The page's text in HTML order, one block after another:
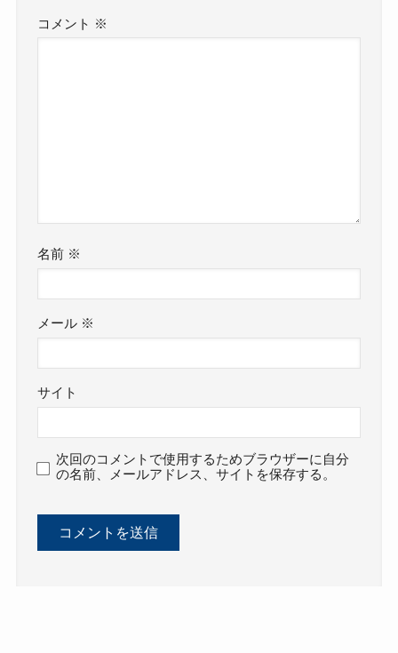
コメント ※
名前 ※
メール ※
サイト
次回のコメントで使用するためブラウザーに自分
の名前、メールアドレス、サイトを保存する。